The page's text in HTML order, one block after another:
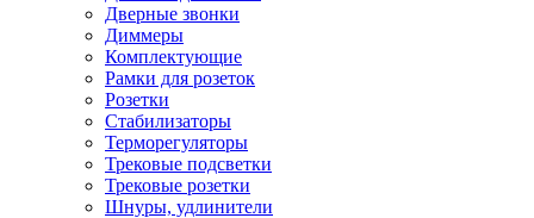
Дверные звонки
Диммеры
Комплектующие
Рамки для розеток
Розетки
Стабилизаторы
Терморегуляторы
Трековые подсветки
Трековые розетки
Шнуры, удлинители